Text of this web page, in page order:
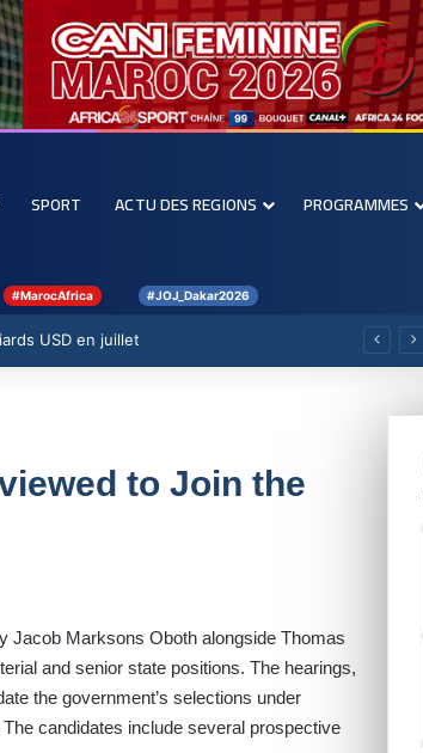
SPORT ACTU DES REGIONS PROGRAMMES
#MarocAfrica #JOJ_Dakar2026
USD en juillet
to Join the
Jacob Marksons Oboth alongside Thomas
and senior state positions. The hearings,
the government’s selections under
candidates include several prospective